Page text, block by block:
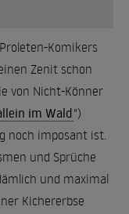
Komikers
Zenit schon
von Nicht-Könner
im Wald")
noch imposant ist.
und Sprüche
und maximal
Kichererbse